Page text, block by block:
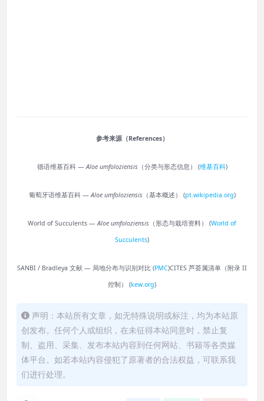
参考来源（References）
德语维基百科 —Aloe umfoloziensis（分类与形态信息） (维基百科)
葡萄牙语维基百科 —Aloe umfoloziensis（基本概述） (pt.wikipedia.org)
World of Succulents —Aloe umfoloziensis （形态与栽培资料） (World of
Succulents)
SANBI / Bradleya 文献 — 局地分布与识别对比 (PMC)CITES 芦荟属清单（附录 II
控制） (kew.org)
声明：本站所有文章，如无特殊说明或标注，均为本站原
创发布。任何个人或组织，在未征得本站同意时，禁止复
制、盗用、采集、发布本站内容到任何网站、书籍等各类媒
体平台。如若本站内容侵犯了原著者的合法权益，可联系我
们进行处理。